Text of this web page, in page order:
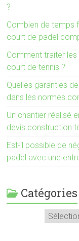
?
Combien de temps
court de padel
Comment traiter
court de tennis ?
Quelles garanties
dans les normes
Un chantier réalisé
devis construction
Est-il possible de
padel avec une
Catégories